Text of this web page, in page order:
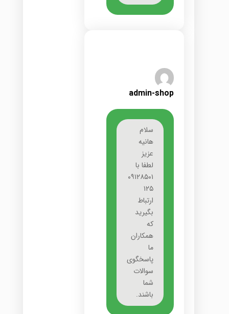
admin-shop
سلام
هانیه
عزیز
لطفا با
۰۹۱۲۸۵۰۱
۱۲۵
ارتباط
بگیرید
که
همکاران
ما
پاسخگوی
سوالات
شما
باشند.